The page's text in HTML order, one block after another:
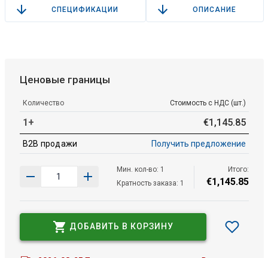
СПЕЦИФИКАЦИИ ОПИСАНИЕ
Ценовые границы
Количество Стоимость с НДС (шт.)
1+ €1 ,145.85
B2B продажи Получить предложение
Мин. кол-во: 1
Кратность заказа: 1
Итого:
€1,145.85
ДОБАВИТЬ В КОРЗИНУ